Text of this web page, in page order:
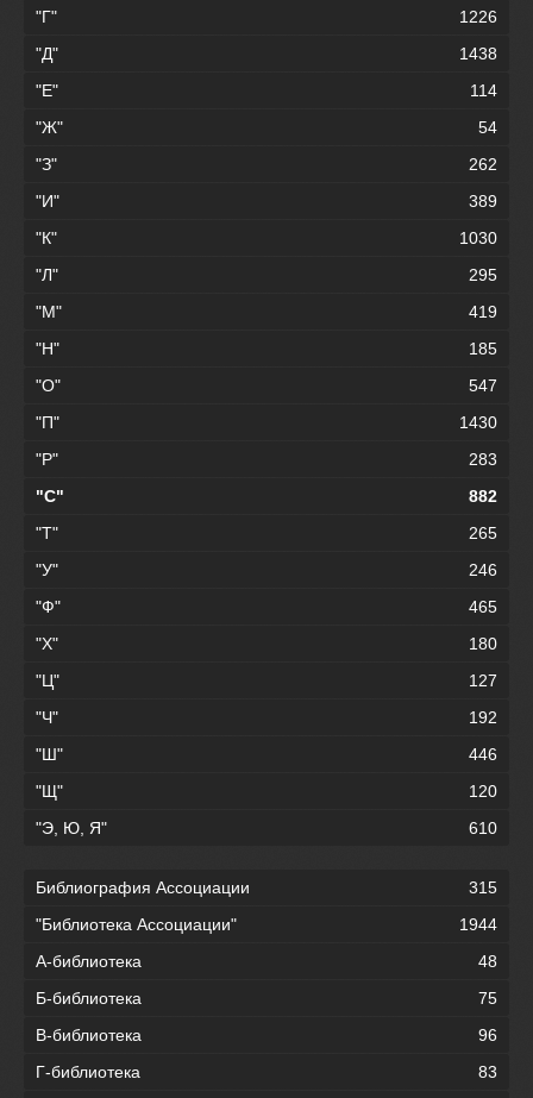
"Г"
1226
"Д"
1438
"Е"
114
"Ж"
54
"З"
262
"И"
389
"К"
1030
"Л"
295
"М"
419
"Н"
185
"О"
547
"П"
1430
"Р"
283
"С"
882
"Т"
265
"У"
246
"Ф"
465
"Х"
180
"Ц"
127
"Ч"
192
"Ш"
446
"Щ"
120
"Э, Ю, Я"
610
Библиография Ассоциации
315
"Библиотека Ассоциации"
1944
А-библиотека
48
Б-библиотека
75
В-библиотека
96
Г-библиотека
83